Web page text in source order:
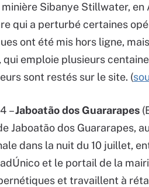
Sibanye Stillwater,
qui a perturbé certaines
ont été mis hors ligne,
qui emploie plusieurs
sont restés sur le site. (
–Jaboatão dos Guararapes
Jaboatão dos Guararapes,
dans la nuit du 10 juillet,
et le portail de la
et travaillent à